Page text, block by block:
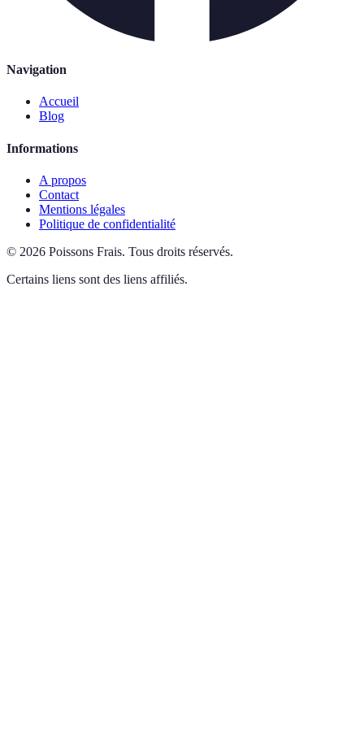
Navigation
Accueil
Blog
Informations
A propos
Contact
Mentions légales
Politique de confidentialité
© 2026 Poissons Frais. Tous droits réservés.
Certains liens sont des liens affiliés.